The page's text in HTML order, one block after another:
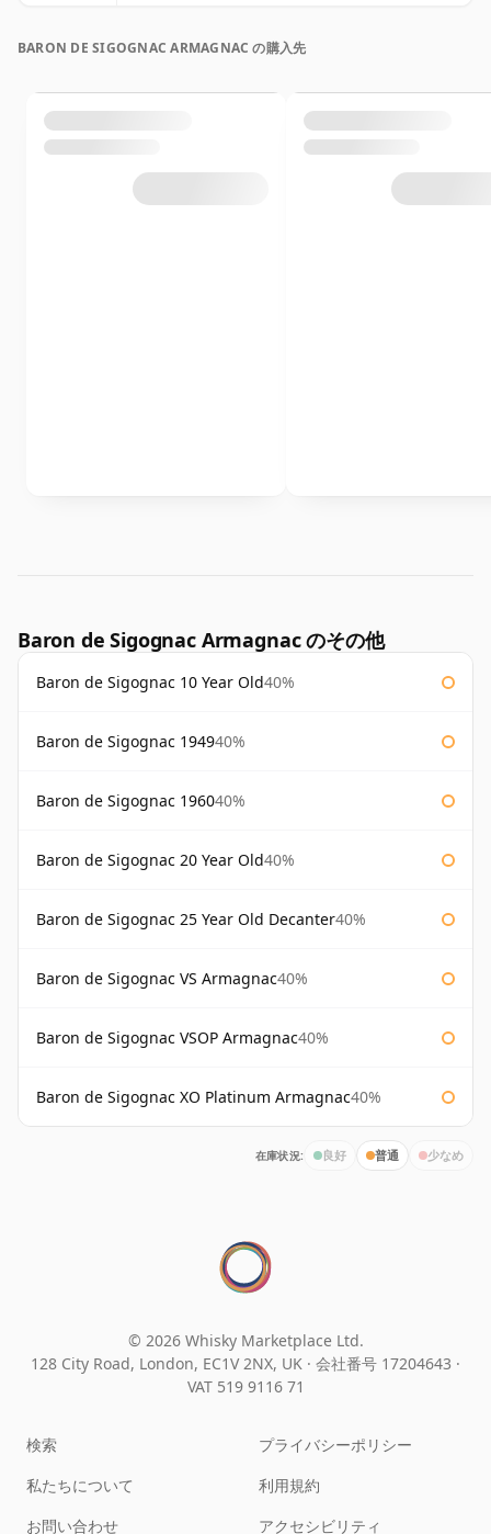
BARON DE SIGOGNAC ARMAGNAC の購入先
Baron de Sigognac Armagnac のその他
Baron de Sigognac 10 Year Old40%
Baron de Sigognac 194940%
Baron de Sigognac 196040%
Baron de Sigognac 20 Year Old40%
Baron de Sigognac 25 Year Old Decanter40%
Baron de Sigognac VS Armagnac40%
Baron de Sigognac VSOP Armagnac40%
Baron de Sigognac XO Platinum Armagnac40%
在庫状況: 良好 普通 少なめ
© 2026 Whisky Marketplace Ltd.
128 City Road, London, EC1V 2NX, UK · 会社番号 17204643 ·
VAT 519 9116 71
検索
私たちについて
お問い合わせ
プライバシーポリシー
利用規約
アクセシビリティ